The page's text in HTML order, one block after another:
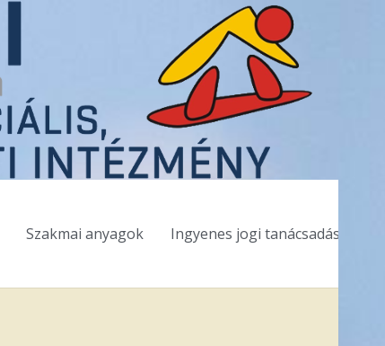
Szakmai anyagok Ingyenes jogi tanácsadás